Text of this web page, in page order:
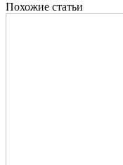
Похожие статьи